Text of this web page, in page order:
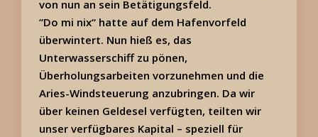
von nun an sein Betätigungsfeld.
“Do mi nix“ hatte auf dem Hafenvorfeld
überwintert. Nun hieß es, das
Unterwasserschiff zu pönen,
Überholungsarbeiten vorzunehmen und die
Aries-Windsteuerung anzubringen. Da wir
über keinen Geldesel verfügten, teilten wir
unser verfügbares Kapital – speziell für